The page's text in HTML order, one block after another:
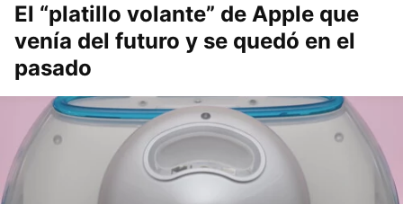
El “platillo volante” de Apple que
venía del futuro y se quedó en el
pasado